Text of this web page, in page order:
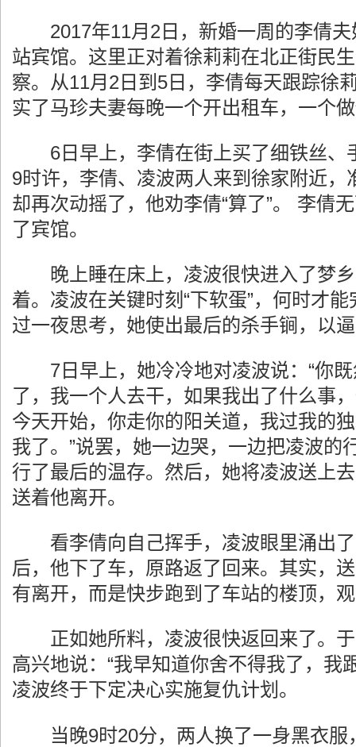
2017年11月2日，新婚一周的李倩夫
站宾馆。这里正对着徐莉莉在北正街民
察。从11月2日到5日，李倩每天跟踪徐
实了马珍夫妻每晚一个开出租车，一个
6日早上，李倩在街上买了细铁丝、
9时许，李倩、凌波两人来到徐家附近，
却再次动摇了，他劝李倩“算了”。 李倩
了宾馆。
晚上睡在床上，凌波很快进入了梦乡
着。凌波在关键时刻“下软蛋”，何时才
过一夜思考，她使出最后的杀手锏，以
7日早上，她冷冷地对凌波说：“你既
了，我一个人去干，如果我出了什么事
今天开始，你走你的阳关道，我过我的
我了。”说罢，她一边哭，一边把凌波的
行了最后的温存。然后，她将凌波送上
送着他离开。
看李倩向自己挥手，凌波眼里涌出了
后，他下了车，原路返了回来。其实，
有离开，而是快步跑到了车站的楼顶，
正如她所料，凌波很快返回来了。于
高兴地说：“我早知道你舍不得我了，我
凌波终于下定决心实施复仇计划。
当晚9时20分，两人换了一身黑衣服